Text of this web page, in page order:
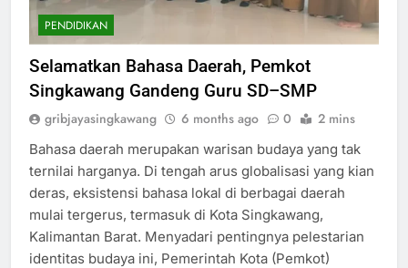
PENDIDIKAN
Selamatkan Bahasa Daerah, Pemkot
Singkawang Gandeng Guru SD–SMP
gribjayasingkawang 6 months ago 0 2 mins
Bahasa daerah merupakan warisan budaya yang tak
ternilai harganya. Di tengah arus globalisasi yang kian
deras, eksistensi bahasa lokal di berbagai daerah
mulai tergerus, termasuk di Kota Singkawang,
Kalimantan Barat. Menyadari pentingnya pelestarian
identitas budaya ini, Pemerintah Kota (Pemkot)